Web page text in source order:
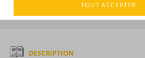
Voir tous les produits :Hennessy
DESCRIPTION
TOUT ACCEPTER